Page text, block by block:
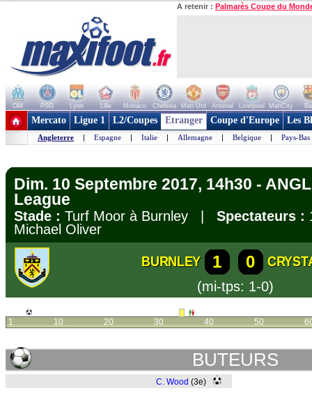
A retenir : Palmarès Coupe du
OM PSG Lyon Lille Monaco Chelsea Man Utd Arsenal Liverpool ManCity
+ de clubs
Mercato Ligue 1 L2/Coupes Etranger Coupe d'Europe Les
Angleterre | Espagne | Italie | Allemagne | Belgique | Pays-Bas
Dim. 10 Septembre 2017, 14h30 -
League
Stade : Turf Moor à Burnley | Spectateurs :
Michael Oliver
BURNLEY 1 0
(mi-tps: 1-0)
1 10 20 30 40 50
BUTEURS
C. Wood (3e)